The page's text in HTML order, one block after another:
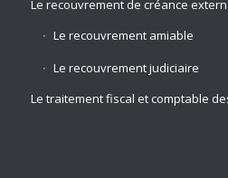
Le recouvrement de créance
Le recouvrement amiable
Le recouvrement judiciaire
Le traitement fiscal et comptable